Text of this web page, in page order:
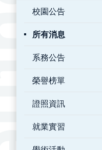
校園公告
所有消息
系務公告
榮譽榜單
證照資訊
就業實習